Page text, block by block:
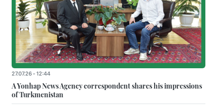
27.07.26 - 12:44
A Yonhap News Agency correspondent shares his impressions
of Turkmenistan